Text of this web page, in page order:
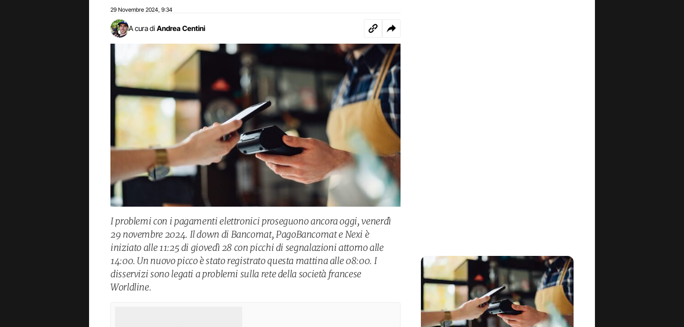
29 Novembre 2024 9:34
A cura di Andrea Centini
I problemi con i pagamenti elettronici proseguono ancora oggi, venerdì
29 novembre 2024. Il down di Bancomat, PagoBancomat e Nexi è
iniziato alle 11:25 di giovedì 28 con picchi di segnalazioni attorno alle
14:00. Un nuovo picco è stato registrato questa mattina alle 08:00. I
disservizi sono legati a problemi sulla rete della società francese
Worldline.